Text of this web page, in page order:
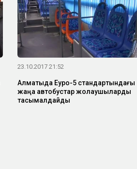
23.10.2017 21:52
Алматыда Еуро-5 стандартындағы
жаңа автобустар жолаушыларды
тасымалдайды